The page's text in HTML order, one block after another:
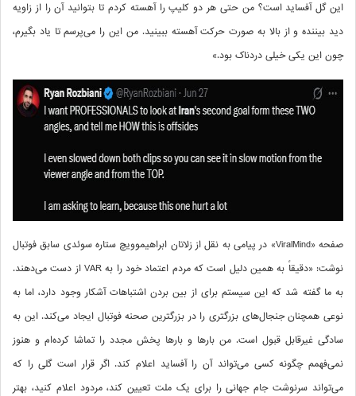
این گل آفساید است؟ من حتی هر دو کلیپ را آهسته کردم تا بتوانید آن را از زاویه
دید بیننده و از بالا به صورت حرکت آهسته ببینید. من این را می‌پرسم تا یاد بگیرم،
چون این یکی خیلی دردناک بود.»
صفحه «ViralMind» در پیامی به نقل از زلاتان ابراهیموویچ ستاره سوئدی سابق فوتبال
نوشت: «دقیقاً به همین دلیل است که مردم اعتماد خود را به VAR از دست می‌دهند.
به ما گفته شد که این سیستم برای از بین بردن اشتباهات آشکار وجود دارد، اما به
نوعی همچنان جنجال‌های بزرگتری را در بزرگترین صحنه فوتبال ایجاد می‌کند. این به
سادگی غیرقابل قبول است. من بارها و بارها پخش مجدد را تماشا کرده‌ام و هنوز
نمی‌فهمم چگونه کسی می‌تواند آن را آفساید اعلام کند. اگر قرار است گلی را که
می‌تواند سرنوشت جام جهانی را برای یک ملت تعیین کند، مردود اعلام کنید، بهتر